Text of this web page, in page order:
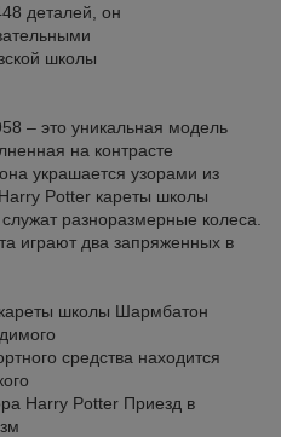
деталей, он
школы
– это уникальная модель
на контрасте
украшается узорами из
Potter кареты школы
разноразмерные колеса.
играют два запряженных в
школы Шармбатон
средства находится
Harry Potter Приезд в